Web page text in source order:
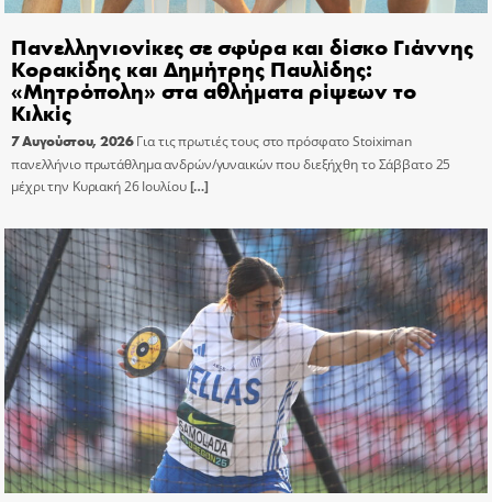
Πανελληνιονίκες σε σφύρα και δίσκο Γιάννης
Κορακίδης και Δημήτρης Παυλίδης:
«Μητρόπολη» στα αθλήματα ρίψεων το
Κιλκίς
7 Αυγούστου, 2026 Για τις πρωτιές τους στο πρόσφατο Stoiximan
πανελλήνιο πρωτάθλημα ανδρών/γυναικών που διεξήχθη το Σάββατο 25
μέχρι την Κυριακή 26 Ιουλίου[…]